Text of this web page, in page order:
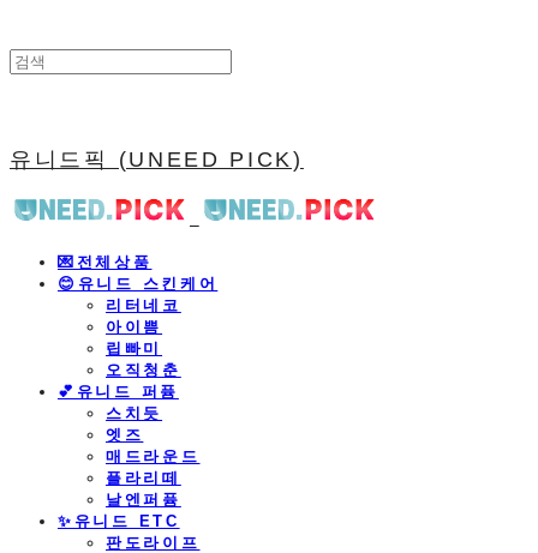
유니드픽 (UNEED PICK)
💌전체상품
😊유니드 스킨케어
리터네코
아이쁨
립빠미
오직청춘
💕유니드 퍼퓸
스치듯
엣즈
매드라운드
플라리떼
날엔퍼퓸
​✨유니드 ETC
판도라이프